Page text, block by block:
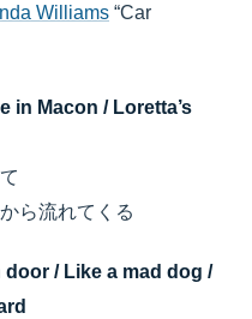
Williams “Car
in Macon / Loretta’s
ら流れてくる
/ Like a mad dog /